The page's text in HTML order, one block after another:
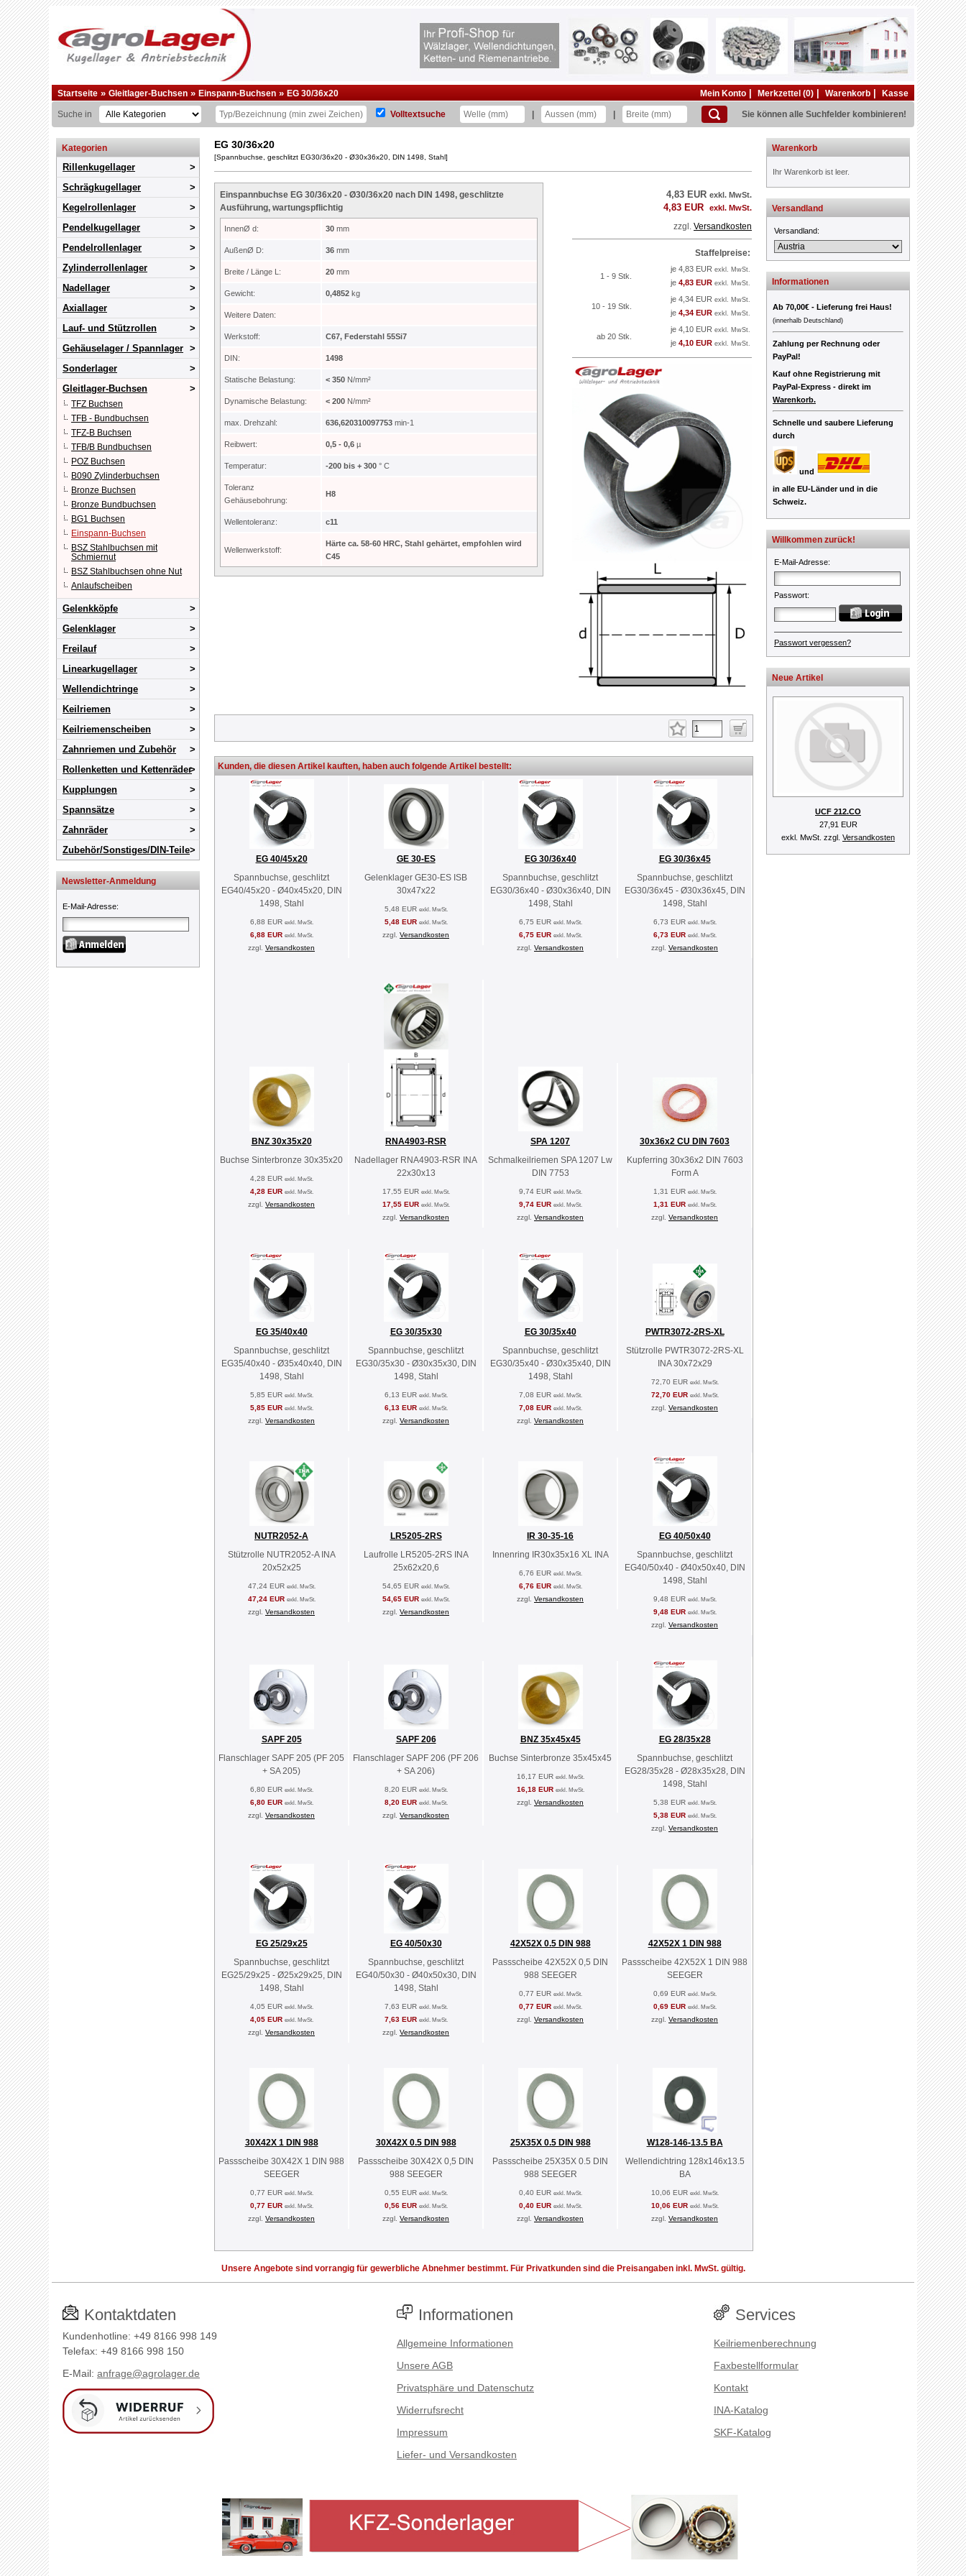
Startseite » Gleitlager-Buchsen » Einspann-Buchsen » EG 30/36x20 Mein Konto Merkzettel (0) Warenkorb Kasse
Suche in Volltextsuche Sie können alle Suchfelder kombinieren!
Kategorien
Rillenkugellager
Schrägkugellager
Kegelrollenlager
Pendelkugellager
Pendelrollenlager
Zylinderrollenlager
Nadellager
Axiallager
Lauf- und Stützrollen
Gehäuselager / Spannlager
Sonderlager
Gleitlager-Buchsen
TFZ Buchsen
TFB - Bundbuchsen
TFZ-B Buchsen
TFB/B Bundbuchsen
POZ Buchsen
B090 Zylinderbuchsen
Bronze Buchsen
Bronze Bundbuchsen
BG1 Buchsen
Einspann-Buchsen
BSZ Stahlbuchsen mit
Schmiernut
BSZ Stahlbuchsen ohne Nut
Anlaufscheiben
Gelenkköpfe
Gelenklager
Freilauf
Linearkugellager
Wellendichtringe
Keilriemen
Keilriemenscheiben
Zahnriemen und Zubehör
Rollenketten und Kettenräder
Kupplungen
Spannsätze
Zahnräder
Zubehör/Sonstiges/DIN-Teile
Newsletter-Anmeldung
E-Mail-Adresse:
EG 30/36x20
[Spannbuchse, geschlitzt EG30/36x20 - Ø30x36x20, DIN 1498, Stahl]
Einspannbuchse EG 30/36x20 - Ø30/36x20 nach DIN 1498, geschlitzte
Ausführung, wartungspflichtig
InnenØ d: 30 mm
AußenØ D: 36 mm
Breite / Länge L: 20 mm
Gewicht: 0,4852 kg
Weitere Daten:
Werkstoff: C67, Federstahl 55Si7
DIN: 1498
Statische Belastung: < 350 N/mm²
Dynamische Belastung: < 200 N/mm²
max. Drehzahl: 636,620310097753 min-1
Reibwert: 0,5 - 0,6 µ
Temperatur: -200 bis + 300 ° C
Toleranz
Gehäusebohrung:
H8
Wellentoleranz: c11
Wellenwerkstoff:
Härte ca. 58-60 HRC, Stahl gehärtet, empfohlen wird
C45
4,83 EUR exkl. MwSt.
4,83 EUR exkl. MwSt.
zzgl. Versandkosten
Staffelpreise:
1 - 9 Stk.
je 4,83 EUR exkl. MwSt.
je 4,83 EUR exkl. MwSt.
10 - 19 Stk.
je 4,34 EUR exkl. MwSt.
je 4,34 EUR exkl. MwSt.
ab 20 Stk.
je 4,10 EUR exkl. MwSt.
je 4,10 EUR exkl. MwSt.
Kunden, die diesen Artikel kauften, haben auch folgende Artikel bestellt:
EG 40/45x20
Spannbuchse, geschlitzt
EG40/45x20 - Ø40x45x20, DIN
1498, Stahl
6,88 EUR exkl. MwSt.
6,88 EUR exkl. MwSt.
zzgl. Versandkosten
GE 30-ES
Gelenklager GE30-ES ISB
30x47x22
5,48 EUR exkl. MwSt.
5,48 EUR exkl. MwSt.
zzgl. Versandkosten
EG 30/36x40
Spannbuchse, geschlitzt
EG30/36x40 - Ø30x36x40, DIN
1498, Stahl
6,75 EUR exkl. MwSt.
6,75 EUR exkl. MwSt.
zzgl. Versandkosten
EG 30/36x45
Spannbuchse, geschlitzt
EG30/36x45 - Ø30x36x45, DIN
1498, Stahl
6,73 EUR exkl. MwSt.
6,73 EUR exkl. MwSt.
zzgl. Versandkosten
BNZ 30x35x20
Buchse Sinterbronze 30x35x20
4,28 EUR exkl. MwSt.
4,28 EUR exkl. MwSt.
zzgl. Versandkosten
RNA4903-RSR
Nadellager RNA4903-RSR INA
22x30x13
17,55 EUR exkl. MwSt.
17,55 EUR exkl. MwSt.
zzgl. Versandkosten
SPA 1207
Schmalkeilriemen SPA 1207 Lw
DIN 7753
9,74 EUR exkl. MwSt.
9,74 EUR exkl. MwSt.
zzgl. Versandkosten
30x36x2 CU DIN 7603
Kupferring 30x36x2 DIN 7603
Form A
1,31 EUR exkl. MwSt.
1,31 EUR exkl. MwSt.
zzgl. Versandkosten
EG 35/40x40
Spannbuchse, geschlitzt
EG35/40x40 - Ø35x40x40, DIN
1498, Stahl
5,85 EUR exkl. MwSt.
5,85 EUR exkl. MwSt.
zzgl. Versandkosten
EG 30/35x30
Spannbuchse, geschlitzt
EG30/35x30 - Ø30x35x30, DIN
1498, Stahl
6,13 EUR exkl. MwSt.
6,13 EUR exkl. MwSt.
zzgl. Versandkosten
EG 30/35x40
Spannbuchse, geschlitzt
EG30/35x40 - Ø30x35x40, DIN
1498, Stahl
7,08 EUR exkl. MwSt.
7,08 EUR exkl. MwSt.
zzgl. Versandkosten
PWTR3072-2RS-XL
Stützrolle PWTR3072-2RS-XL
INA 30x72x29
72,70 EUR exkl. MwSt.
72,70 EUR exkl. MwSt.
zzgl. Versandkosten
NUTR2052-A
Stützrolle NUTR2052-A INA
20x52x25
47,24 EUR exkl. MwSt.
47,24 EUR exkl. MwSt.
zzgl. Versandkosten
LR5205-2RS
Laufrolle LR5205-2RS INA
25x62x20,6
54,65 EUR exkl. MwSt.
54,65 EUR exkl. MwSt.
zzgl. Versandkosten
IR 30-35-16
Innenring IR30x35x16 XL INA
6,76 EUR exkl. MwSt.
6,76 EUR exkl. MwSt.
zzgl. Versandkosten
EG 40/50x40
Spannbuchse, geschlitzt
EG40/50x40 - Ø40x50x40, DIN
1498, Stahl
9,48 EUR exkl. MwSt.
9,48 EUR exkl. MwSt.
zzgl. Versandkosten
SAPF 205
Flanschlager SAPF 205 (PF 205
+ SA 205)
6,80 EUR exkl. MwSt.
6,80 EUR exkl. MwSt.
zzgl. Versandkosten
SAPF 206
Flanschlager SAPF 206 (PF 206
+ SA 206)
8,20 EUR exkl. MwSt.
8,20 EUR exkl. MwSt.
zzgl. Versandkosten
BNZ 35x45x45
Buchse Sinterbronze 35x45x45
16,17 EUR exkl. MwSt.
16,18 EUR exkl. MwSt.
zzgl. Versandkosten
EG 28/35x28
Spannbuchse, geschlitzt
EG28/35x28 - Ø28x35x28, DIN
1498, Stahl
5,38 EUR exkl. MwSt.
5,38 EUR exkl. MwSt.
zzgl. Versandkosten
EG 25/29x25
Spannbuchse, geschlitzt
EG25/29x25 - Ø25x29x25, DIN
1498, Stahl
4,05 EUR exkl. MwSt.
4,05 EUR exkl. MwSt.
zzgl. Versandkosten
EG 40/50x30
Spannbuchse, geschlitzt
EG40/50x30 - Ø40x50x30, DIN
1498, Stahl
7,63 EUR exkl. MwSt.
7,63 EUR exkl. MwSt.
zzgl. Versandkosten
42X52X 0.5 DIN 988
Passscheibe 42X52X 0,5 DIN
988 SEEGER
0,77 EUR exkl. MwSt.
0,77 EUR exkl. MwSt.
zzgl. Versandkosten
42X52X 1 DIN 988
Passscheibe 42X52X 1 DIN 988
SEEGER
0,69 EUR exkl. MwSt.
0,69 EUR exkl. MwSt.
zzgl. Versandkosten
30X42X 1 DIN 988
Passscheibe 30X42X 1 DIN 988
SEEGER
0,77 EUR exkl. MwSt.
0,77 EUR exkl. MwSt.
zzgl. Versandkosten
30X42X 0.5 DIN 988
Passscheibe 30X42X 0,5 DIN
988 SEEGER
0,55 EUR exkl. MwSt.
0,56 EUR exkl. MwSt.
zzgl. Versandkosten
25X35X 0.5 DIN 988
Passscheibe 25X35X 0.5 DIN
988 SEEGER
0,40 EUR exkl. MwSt.
0,40 EUR exkl. MwSt.
zzgl. Versandkosten
W128-146-13.5 BA
Wellendichtring 128x146x13.5
BA
10,06 EUR exkl. MwSt.
10,06 EUR exkl. MwSt.
zzgl. Versandkosten
Warenkorb
Ihr Warenkorb ist leer.
Versandland
Versandland:
Informationen
Ab 70,00€ - Lieferung frei Haus!
(innerhalb Deutschland)
Zahlung per Rechnung oder
PayPal!
Kauf ohne Registrierung mit
PayPal-Express - direkt im
Warenkorb.
Schnelle und saubere Lieferung
durch
und
in alle EU-Länder und in die
Schweiz.
Willkommen zurück!
E-Mail-Adresse:
Passwort:
Passwort vergessen?
Neue Artikel
UCF 212.CO
27,91 EUR
exkl. MwSt. zzgl. Versandkosten
Unsere Angebote sind vorrangig für gewerbliche Abnehmer bestimmt. Für Privatkunden sind die Preisangaben inkl. MwSt. gültig.
Kontaktdaten
Kundenhotline: +49 8166 998 149
Telefax: +49 8166 998 150
E-Mail: anfrage@agrolager.de
Informationen
Allgemeine Informationen
Unsere AGB
Privatsphäre und Datenschutz
Widerrufsrecht
Impressum
Liefer- und Versandkosten
Services
Keilriemenberechnung
Faxbestellformular
Kontakt
INA-Katalog
SKF-Katalog